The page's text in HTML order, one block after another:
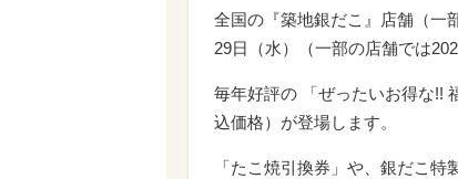
全国の『築地銀だこ』店舗（一
29日（水）（一部の店舗では
毎年好評の 「ぜったいお得な!!
込価格）が登場します。
「たこ焼引換券」や、銀だこ